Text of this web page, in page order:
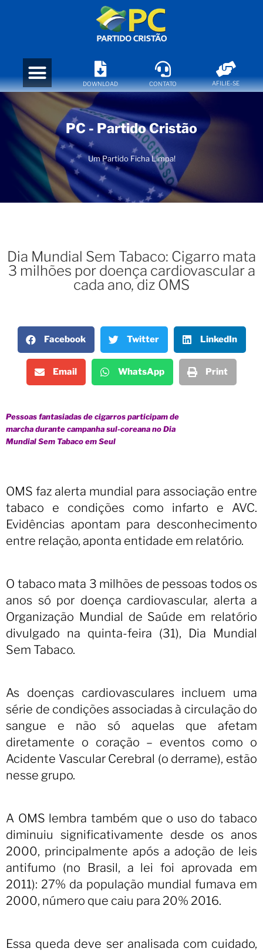
DOWNLOAD CONTATO AFILIE-SE
PC - Partido Cristão
Um Partido Ficha Limpa!
Dia Mundial Sem Tabaco: Cigarro mata
3 milhões por doença cardiovascular a
cada ano, diz OMS
Facebook Twitter LinkedIn
Email WhatsApp Print
Pessoas fantasiadas de cigarros participam de
marcha durante campanha sul-coreana no Dia
Mundial Sem Tabaco em Seul
OMS faz alerta mundial para associação entre
tabaco e condições como infarto e AVC.
Evidências apontam para desconhecimento
entre relação, aponta entidade em relatório.
O tabaco mata 3 milhões de pessoas todos os
anos só por doença cardiovascular, alerta a
Organização Mundial de Saúde em relatório
divulgado na quinta-feira (31), Dia Mundial
Sem Tabaco.
As doenças cardiovasculares incluem uma
série de condições associadas à circulação do
sangue e não só aquelas que afetam
diretamente o coração – eventos como o
Acidente Vascular Cerebral (o derrame), estão
nesse grupo.
A OMS lembra também que o uso do tabaco
diminuiu significativamente desde os anos
2000, principalmente após a adoção de leis
antifumo (no Brasil, a lei foi aprovada em
2011): 27% da população mundial fumava em
2000, número que caiu para 20% 2016.
Essa queda deve ser analisada com cuidado,